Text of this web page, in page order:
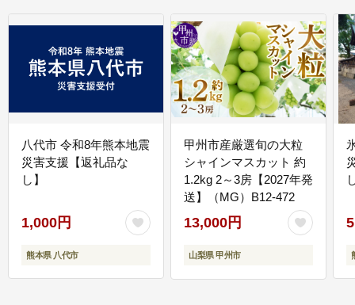
八代市 令和8年熊本地震
災害支援【返礼品な
し】
1,000円
熊本県 八代市
甲州市産厳選旬の大粒
シャインマスカット 約
1.2kg 2～3房【2027年発
送】（MG）B12-472
13,000円
山梨県 甲州市